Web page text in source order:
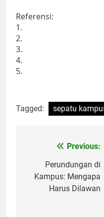
Referensi:
1.
2.
3.
4.
5.
Tagged: sepatu
navigation
Previous:
Perundungan di
Kampus: Mengapa
Harus Dilawan